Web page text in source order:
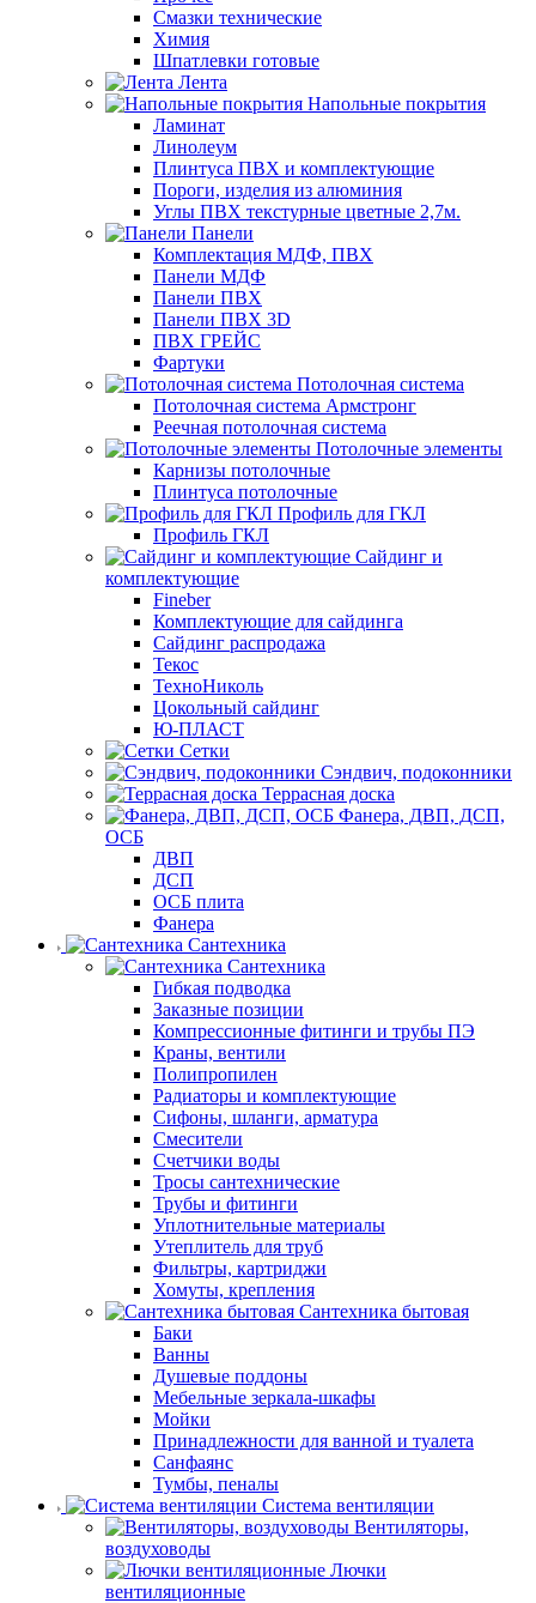
Смазки технические
Химия
Шпатлевки готовые
Лента
Напольные покрытия
Ламинат
Линолеум
Плинтуса ПВХ и комплектующие
Пороги, изделия из алюминия
Углы ПВХ текстурные цветные 2,7м.
Панели
Комплектация МДФ, ПВХ
Панели МДФ
Панели ПВХ
Панели ПВХ 3D
ПВХ ГРЕЙС
Фартуки
Потолочная система
Потолочная система Армстронг
Реечная потолочная система
Потолочные элементы
Карнизы потолочные
Плинтуса потолочные
Профиль для ГКЛ
Профиль ГКЛ
Сайдинг и
комплектующие
Fineber
Комплектующие для сайдинга
Сайдинг распродажа
Текос
ТехноНиколь
Цокольный сайдинг
Ю-ПЛАСТ
Сетки
Сэндвич, подоконники
Террасная доска
Фанера, ДВП, ДСП,
ОСБ
ДВП
ДСП
ОСБ плита
Фанера
Сантехника
Сантехника
Гибкая подводка
Заказные позиции
Компрессионные фитинги и трубы ПЭ
Краны, вентили
Полипропилен
Радиаторы и комплектующие
Сифоны, шланги, арматура
Смесители
Счетчики воды
Тросы сантехнические
Трубы и фитинги
Уплотнительные материалы
Утеплитель для труб
Фильтры, картриджи
Хомуты, крепления
Сантехника бытовая
Баки
Ванны
Душевые поддоны
Мебельные зеркала-шкафы
Мойки
Принадлежности для ванной и туалета
Санфаянс
Тумбы, пеналы
Система вентиляции
Вентиляторы,
воздуховоды
Лючки
вентиляционные